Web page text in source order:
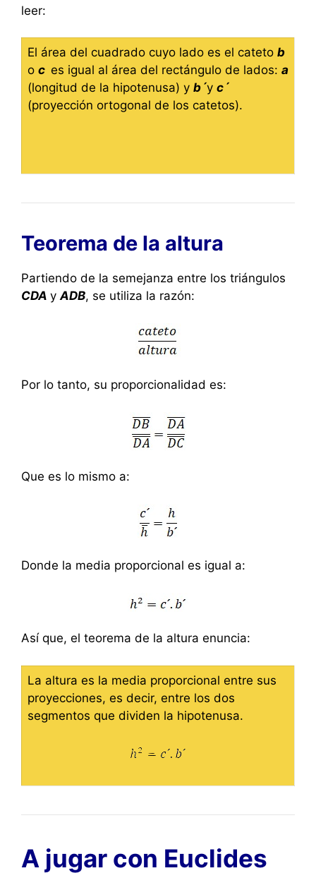
leer:
El área del cuadrado cuyo lado es el cateto b
o c es igual al área del rectángulo de lados: a
(longitud de la hipotenusa) y b´y c´
(proyección ortogonal de los catetos).
Teorema de la altura
Partiendo de la semejanza entre los triángulos
CDA yADB, se utiliza la razón:
Por lo tanto, su proporcionalidad es:
Que es lo mismo a:
Donde la media proporcional es igual a:
Así que, el teorema de la altura enuncia:
La altura es la media proporcional entre sus
proyecciones, es decir, entre los dos
segmentos que dividen la hipotenusa.
A jugar con Euclides